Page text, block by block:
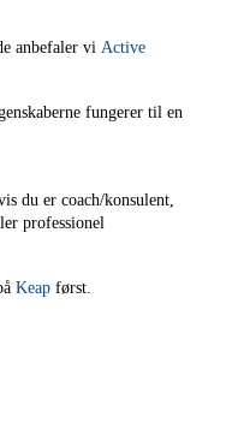
anbefaler vi Active
fungerer til en
du er coach/konsulent,
professionel
Keap først.